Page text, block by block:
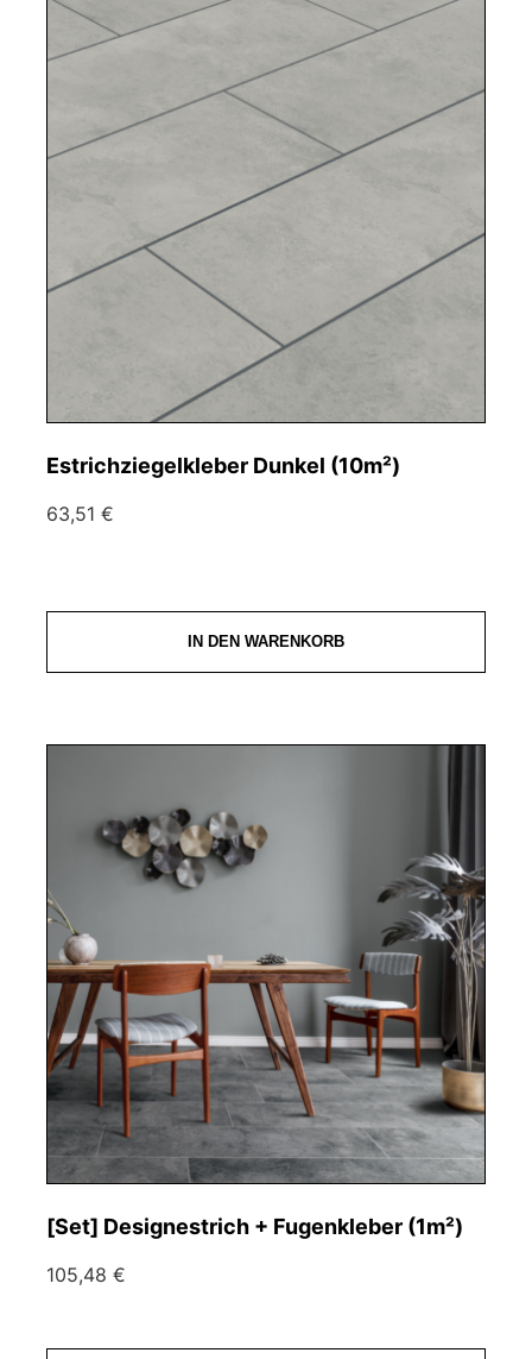
Estrichziegelkleber Dunkel (10m²)
63,51 €
IN DEN WARENKORB
[Set] Designestrich + Fugenkleber (1m²)
105,48 €